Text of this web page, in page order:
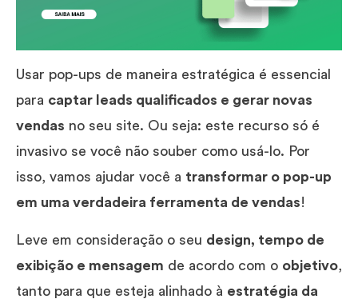
Usar pop-ups de maneira estratégica é essencial
para captar leads qualificados e gerar novas
vendas no seu site. Ou seja: este recurso só é
invasivo se você não souber como usá-lo. Por
isso, vamos ajudar você a transformar o pop-up
em uma verdadeira ferramenta de vendas!
Leve em consideração o seu design, tempo de
exibição e mensagem de acordo com o objetivo,
tanto para que esteja alinhado à estratégia da